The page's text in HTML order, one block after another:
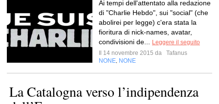
Ai tempi dell'attentato alla redazione
di "Charlie Hebdo", sui "social" (che
abolirei per legge) c'era stata la
fioritura di nick-names, avatar,
condivisioni de...
Leggere il seguito
Il 14 novembre 2015 da
Tafanus
NONE NONE
La Catalogna verso l’indipendenza